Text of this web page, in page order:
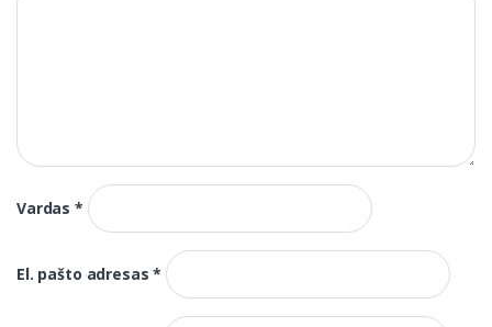
Vardas*
El. pašto adresas*